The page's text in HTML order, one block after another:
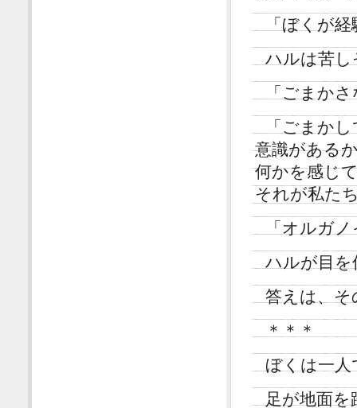
「ぼくが
ハルは苦し
「ごまか
「ごまか
意識がある
何かを感じ
それが私た
「オルガ
ハルが目を
答えは、そ
＊＊＊
ぼくは一
足が地面